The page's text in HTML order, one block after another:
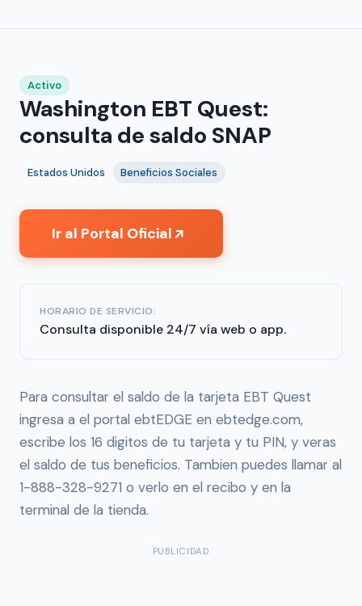
Activo
Washington EBT Quest:
consulta de saldo SNAP
Estados Unidos Beneficios Sociales
Ir al Portal Oficial↗
HORARIO DE SERVICIO:
Consulta disponible 24/7 vía web o app.
Para consultar el saldo de la tarjeta EBT Quest
ingresa a el portal ebtEDGE en ebtedge.com,
escribe los 16 digitos de tu tarjeta y tu PIN, y veras
el saldo de tus beneficios. Tambien puedes llamar al
1-888-328-9271 o verlo en el recibo y en la
terminal de la tienda.
PUBLICIDAD